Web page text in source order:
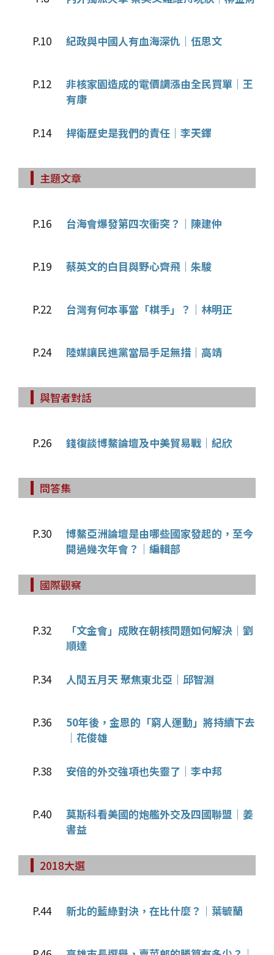
P.10 紀政與中國人有血海深仇│伍思文
P.12
非核家園造成的電價調漲由全民買單│王
有康
P.14 捍衛歷史是我們的責任│李天鐸
主題文章
P.16 台海會爆發第四次衝突？│陳建仲
P.19 蔡英文的白目與野心齊飛│朱駿
P.22 台灣有何本事當「棋手」？│林明正
P.24 陸媒讓民進黨當局手足無措│高靖
與智者對話
P.26 錢復談博鰲論壇及中美貿易戰│紀欣
問答集
P.30
博鰲亞洲論壇是由哪些國家發起的，至今
開過幾次年會？│編輯部
國際觀察
P.32
「文金會」成敗在朝核問題如何解決│劉
順達
P.34 人間五月天 聚焦東北亞│邱智淵
P.36
50年後，金恩的「窮人運動」將持續下去
│花俊雄
P.38 安倍的外交強項也失靈了│李中邦
P.40
莫斯科看美國的炮艦外交及四國聯盟│姜
書益
2018大選
P.44 新北的藍綠對決，在比什麼？│葉毓蘭